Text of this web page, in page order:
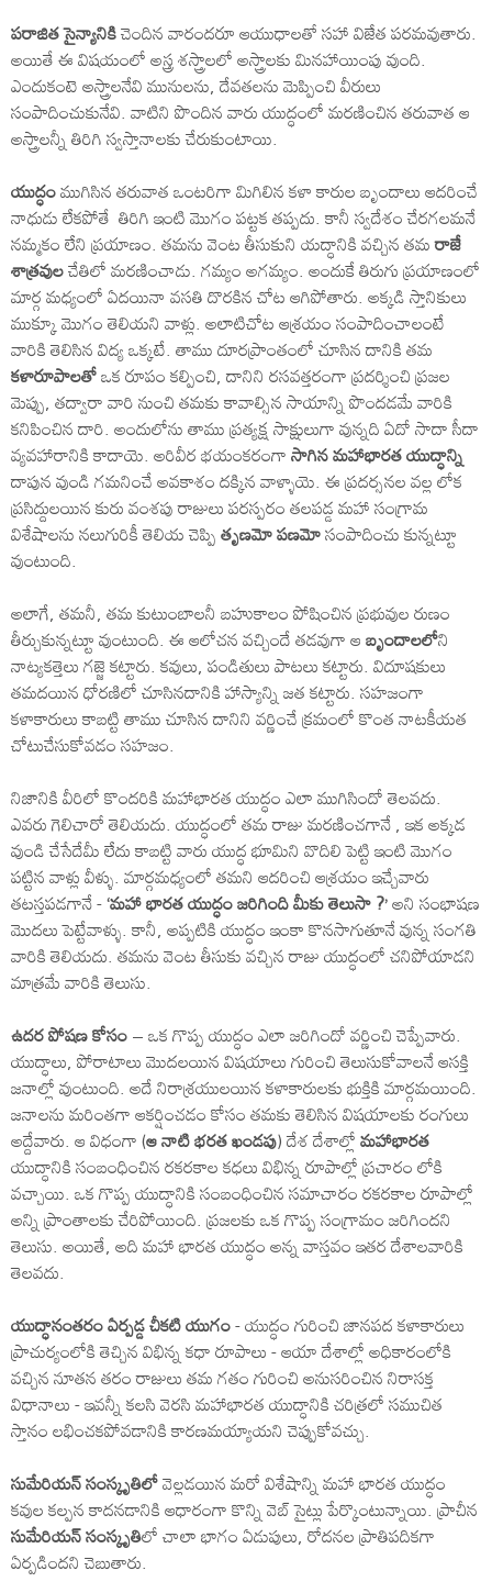
పరాజిత సైన్యానికిచెందిన వారందరూ ఆయుధాలతో సహా విజేత పరమవుతారు.
అయితే ఈ విషయంలో అస్త్ర శస్త్రాలలో అస్త్రాలకు మినహాయింపు వుంది.
ఎందుకంటె అస్త్రాలనేవి మునులను, దేవతలను మెప్పించి వీరులు
సంపాదించుకునేవి. వాటిని పొందిన వారు యుద్ధంలో మరణించిన తరువాత ఆ
అస్త్రాలన్నీ తిరిగి స్వస్తానాలకు చేరుకుంటాయి.
యుద్ధంముగిసిన తరువాత ఒంటరిగా మిగిలిన కళా కారుల బృందాలు ఆదరించే
నాధుడు లేకపోతే తిరిగి ఇంటి మొగం పట్టక తప్పదు. కానీ స్వదేశం చేరగలమనే
నమ్మకం లేని ప్రయాణం. తమను వెంట తీసుకుని యద్ధానికి వచ్చిన తమరాజే
శాత్రవులచేతిలో మరణించాడు. గమ్యం అగమ్యం. అందుకే తిరుగు ప్రయాణంలో
మార్గ మధ్యంలో ఏదయినా వసతి దొరకిన చోట ఆగిపోతారు. అక్కడి స్తానికులు
ముక్కూ మొగం తెలియని వాళ్లు. అలాటిచోట ఆశ్రయం సంపాదించాలంటే
వారికి తెలిసిన విద్య ఒక్కటే. తాము దూరప్రాంతంలో చూసిన దానికి తమ
కళారూపాలతోఒక రూపం కల్పించి, దానిని రసవత్తరంగా ప్రదర్శించి ప్రజల
మెప్పు, తద్వారా వారి నుంచి తమకు కావాల్సిన సాయాన్ని పొందడమే వారికి
కనిపించిన దారి. అందులోను తాము ప్రత్యక్ష సాక్షులుగా వున్నది ఏదో సాదా సీదా
వ్యవహారానికి కాదాయె. అరివీర భయంకరంగాసాగిన మహాభారత యుద్ధాన్ని
దాపున వుండి గమనించే అవకాశం దక్కిన వాళ్ళాయె. ఈ ప్రదర్సనల వల్ల లోక
ప్రసిద్దులయిన కురు వంశపు రాజులు పరస్పరం తలపడ్డ మహా సంగ్రామ
విశేషాలను నలుగురికీ తెలియ చెప్పితృణమో పణమోసంపాదించు కున్నట్టూ
వుంటుంది.
అలాగే, తమనీ, తమ కుటుంబాలనీ బహుకాలం పోషించిన ప్రభువుల రుణం
తీర్చుకున్నట్టూ వుంటుంది. ఈ ఆలోచన వచ్చిందే తడవుగా ఆబృందాలలోని
నాట్యకత్తెలు గజ్జె కట్టారు. కవులు, పండితులు పాటలు కట్టారు. విదూషకులు
తమదయిన ధోరణిలో చూసినదానికి హాస్యాన్ని జత కట్టారు. సహజంగా
కళాకారులు కాబట్టి తాము చూసిన దానిని వర్ణించే క్రమంలో కొంత నాటకీయత
చోటుచేసుకోవడం సహజం.
నిజానికి వీరిలో కొందరికి మహాభారత యుద్ధం ఎలా ముగిసిందో తెలవదు.
ఎవరు గెలిచారో తెలియదు. యుద్ధంలో తమ రాజు మరణించగానే , ఇక అక్కడ
వుండి చేసేదేమీ లేదు కాబట్టి వారు యుద్ధ భూమిని వొదిలి పెట్టి ఇంటి మొగం
పట్టిన వాళ్లు వీళ్ళు. మార్గమధ్యంలో తమని ఆదరించి ఆశ్రయం ఇచ్చేవారు
తటస్తపడగానే -‘మహా భారత యుద్ధం జరిగింది మీకు తెలుసా ?’అని సంభాషణ
మొదలు పెట్టేవాళ్ళు. కానీ, అప్పటికి యుద్ధం ఇంకా కొనసాగుతూనే వున్న సంగతి
వారికి తెలియదు. తమను వెంట తీసుకు వచ్చిన రాజు యుద్ధంలో చనిపోయాడని
మాత్రమే వారికి తెలుసు.
ఉదర పోషణ కోసం– ఒక గొప్ప యుద్ధం ఎలా జరిగిందో వర్ణించి చెప్పేవారు.
యుద్ధాలు, పోరాటాలు మొదలయిన విషయాలు గురించి తెలుసుకోవాలనే ఆసక్తి
జనాల్లో వుంటుంది. అదే నిరాశ్రయులయిన కళాకారులకు భుక్తికి మార్గమయింది.
జనాలను మరింతగా ఆకర్షించడం కోసం తమకు తెలిసిన విషయాలకు రంగులు
అద్దేవారు. ఆ విధంగా (ఆ నాటి భరత ఖండపు) దేశ దేశాల్లోమహాభారత
యుద్ధానికి సంబంధించిన రకరకాల కధలు విభిన్న రూపాల్లో ప్రచారం లోకి
వచ్చాయి. ఒక గొప్ప యుద్ధానికి సంబంధించిన సమాచారం రకరకాల రూపాల్లో
అన్ని ప్రాంతాలకు చేరిపోయింది. ప్రజలకు ఒక గొప్ప సంగ్రామం జరిగిందని
తెలుసు. అయితే, అది మహా భారత యుద్ధం అన్న వాస్తవం ఇతర దేశాలవారికి
తెలవదు.
యుద్ధానంతరం ఏర్పడ్డ చీకటి యుగం- యుద్ధం గురించి జానపద కళాకారులు
ప్రాచుర్యంలోకి తెచ్చిన విభిన్న కధా రూపాలు - ఆయా దేశాల్లో అధికారంలోకి
వచ్చిన నూతన తరం రాజులు తమ గతం గురించి అనుసరించిన నిరాసక్త
విధానాలు - ఇవన్నీ కలసి వెరసి మహాభారత యుద్ధానికి చరిత్రలో సముచిత
స్తానం లభించకపోవడానికి కారణమయ్యాయని చెప్పుకోవచ్చు.
సుమేరియన్ సంస్కృతిలోవెల్లడయిన మరో విశేషాన్ని మహా భారత యుద్ధం
కవుల కల్పన కాదనడానికి ఆధారంగా కొన్ని వెబ్ సైట్లు పేర్కొంటున్నాయి. ప్రాచీన
సుమేరియన్ సంస్కృతిలో చాలా భాగం ఏడుపులు, రోదనల ప్రాతిపదికగా
ఏర్పడిందని చెబుతారు.